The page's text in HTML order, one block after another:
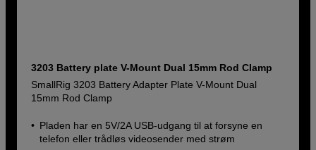
3203 Battery plate V-Mount Dual 15mm Rod Clamp
SmallRig 3203 Battery Adapter Plate V-Mount Dual
15mm Rod Clamp
Pladen har en 5V/2A USB-udgang til at forsyne en
telefon eller trådløs videosender med strøm